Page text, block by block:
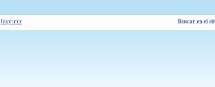
Imprimir Buscar en el